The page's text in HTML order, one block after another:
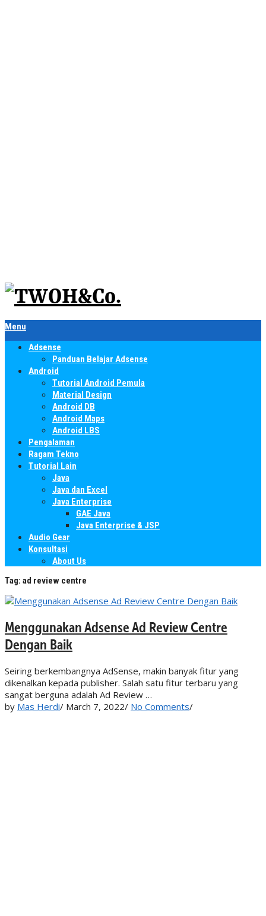
Menu
Adsense
Panduan Belajar Adsense
Android
Tutorial Android Pemula
Material Design
Android DB
Android Maps
Android LBS
Pengalaman
Ragam Tekno
Tutorial Lain
Java
Java dan Excel
Java Enterprise
GAE Java
Java Enterprise & JSP
Audio Gear
Konsultasi
About Us
Tag: ad review centre
Menggunakan Adsense Ad Review Centre
Dengan Baik
Seiring berkembangnya AdSense, makin banyak fitur yang
dikenalkan kepada publisher. Salah satu fitur terbaru yang
sangat berguna adalah Ad Review …
by Mas Herdi/ March 7, 2022/ No Comments/